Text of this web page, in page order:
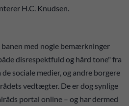
H.C. Knudsen.
banen med nogle bemærkninger
disrespektfuld og hård tone" fra
sociale medier, og andre borgere
vedtægter. De er dog synlige
portal online – og har dermed